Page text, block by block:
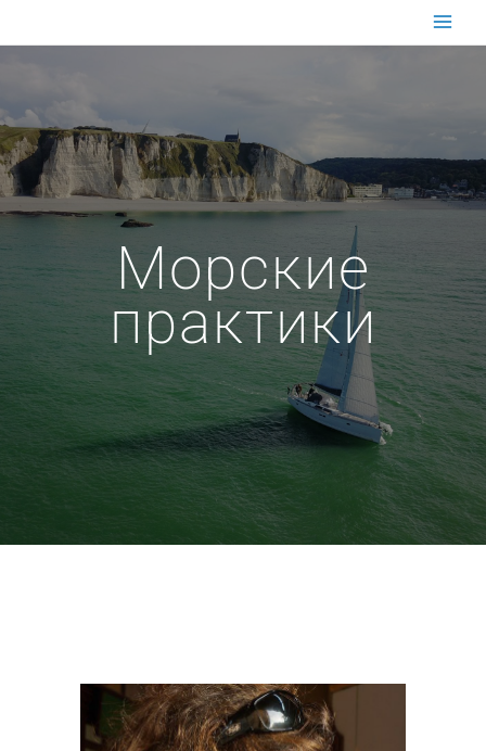
Морские
практики